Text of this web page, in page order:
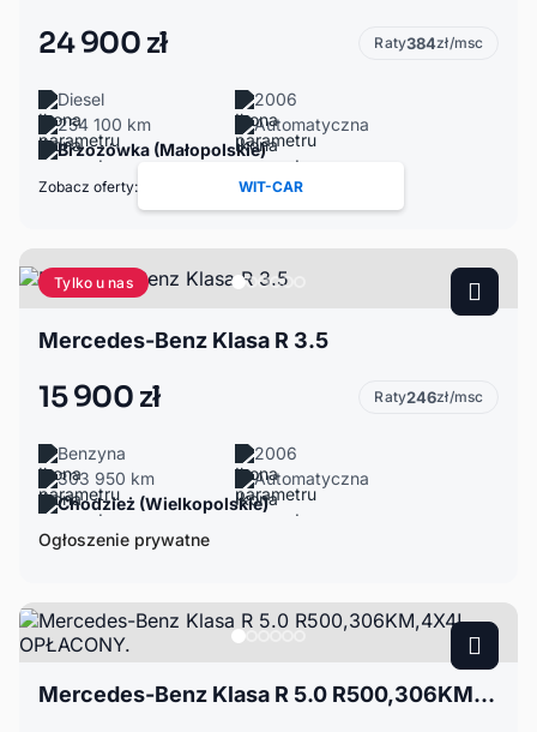
24 900 zł Raty384zł/msc
Diesel
2006
254 100 km
Automatyczna
Brzozówka (Małopolskie)
Zobacz oferty: WIT-CAR
Tylko u nas
Mercedes-Benz Klasa R 3.5
15 900 zł Raty246zł/msc
Benzyna
2006
303 950 km
Automatyczna
Chodzież (Wielkopolskie)
Ogłoszenie prywatne
Mercedes-Benz Klasa R 5.0 R500,306KM,4X4! OPŁACONY.